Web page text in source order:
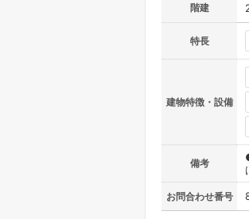
階建
特長
建物特徴・設備
備考
お問合わせ番号